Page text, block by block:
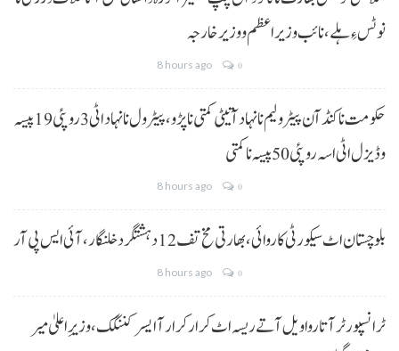
نوٹس ءِ ہلے،نائب وزیراعظم و وزیر خارجہ
8 hours ago 0
حکومت نا کنڈ آن پیٹرولیم نا نہاد آتیٹی کمتی نا پڑو،پیٹرول نا نہاد اٹی 3 روپئی 19 پیسہ
و ڈیزل اٹی اسہ روپئی 50 پیسہ نا کمتی
8 hours ago 0
بلوچستان اٹ سیکورٹی کاروائی، بھارتی مخ تف 12 دہشتگرد خلنگار،آئی ایس پی آر
8 hours ago 0
ٹرانسپورٹر آتا روا ویل آتے ریسہ اٹ کرار کرار آ ایسر کننگک ،وزیرِ اعلیٰ میر